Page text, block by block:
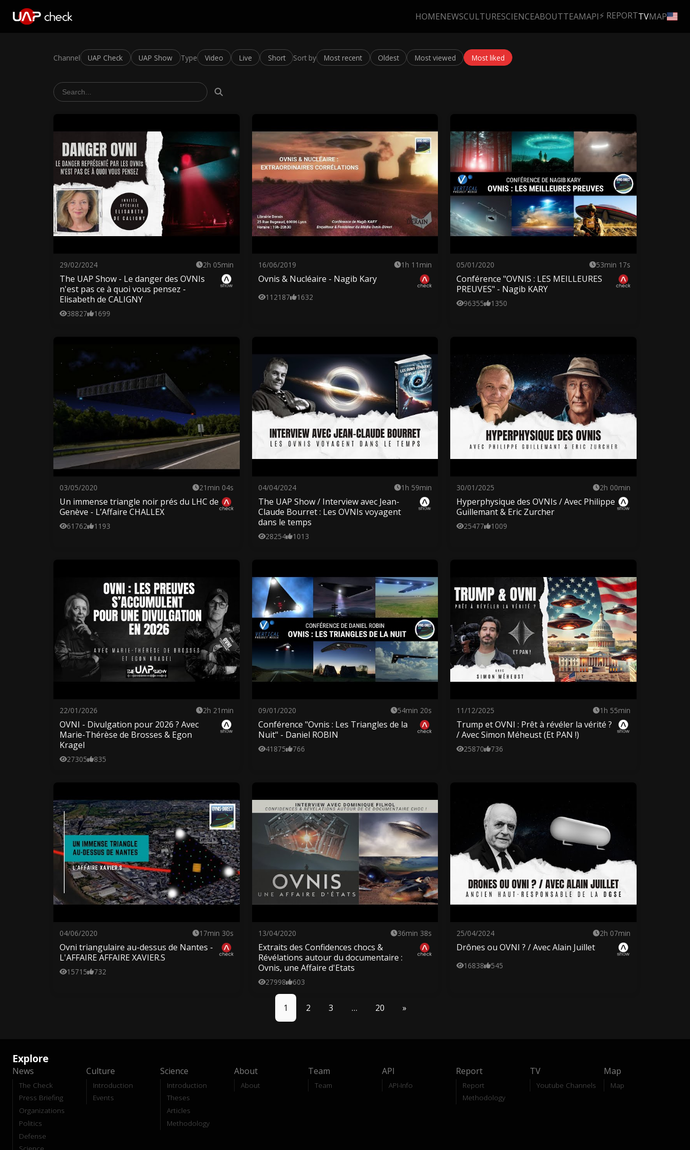
HOMENEWSCULTURESCIENCEABOUTTEAMAPI⚡ REPORTTVMAP
Channel UAP Check UAP Show Type Video Live Short Sort by Most recent Oldest Most viewed Most liked
29/02/2024 2h 05min
The UAP Show - Le danger des OVNIs
n'est pas ce à quoi vous pensez -
Elisabeth de CALIGNY
38827 1699
16/06/2019 1h 11min
Ovnis & Nucléaire - Nagib Kary
112187 1632
05/01/2020 53min 17s
Conférence "OVNIS : LES MEILLEURES
PREUVES" - Nagib KARY
96355 1350
03/05/2020 21min 04s
Un immense triangle noir prés du LHC de
Genève - L’Affaire CHALLEX
61762 1193
04/04/2024 1h 59min
The UAP Show / Interview avec Jean-
Claude Bourret : Les OVNIs voyagent
dans le temps
28254 1013
30/01/2025 2h 00min
Hyperphysique des OVNIs / Avec Philippe
Guillemant & Eric Zurcher
25477 1009
22/01/2026 2h 21min
OVNI - Divulgation pour 2026 ? Avec
Marie-Thérèse de Brosses & Egon
Kragel
27305 835
09/01/2020 54min 20s
Conférence "Ovnis : Les Triangles de la
Nuit" - Daniel ROBIN
41875 766
11/12/2025 1h 55min
Trump et OVNI : Prêt à révéler la vérité ?
/ Avec Simon Méheust (Et PAN !)
25870 736
04/06/2020 17min 30s
Ovni triangulaire au-dessus de Nantes -
L'AFFAIRE AFFAIRE XAVIER.S
15715 732
13/04/2020 36min 38s
Extraits des Confidences chocs &
Révélations autour du documentaire :
Ovnis, une Affaire d'Etats
27998 603
25/04/2024 2h 07min
Drônes ou OVNI ? / Avec Alain Juillet
16838 545
1 2 3 … 20 »
Explore
News
The Check
Press Briefing
Organizations
Politics
Defense
Culture
Introduction
Events
Science
Introduction
Theses
Articles
Methodology
About
About
Team
Team
API
API-Info
Report
Report
Methodology
TV
Youtube Channels
Map
Map